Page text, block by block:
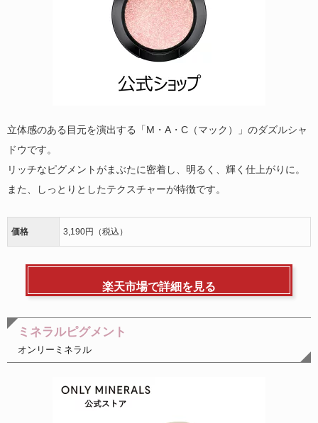
立体感のある目元を演出する「M・A・C（マック）」のダズルシャ
ドウです。
リッチなピグメントがまぶたに密着し、明るく、輝く仕上がりに。
また、しっとりとしたテクスチャーが特徴です。
価格 3,190円（税込）
楽天市場で詳細を見る
ミネラルピグメント
オンリーミネラル